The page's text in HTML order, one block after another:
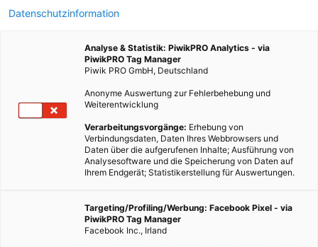
Datenschutzinformation
Analyse & Statistik: PiwikPRO Analytics - via
PiwikPRO Tag Manager
Piwik PRO GmbH, Deutschland
Anonyme Auswertung zur Fehlerbehebung und
Weiterentwicklung
Verarbeitungsvorgänge: Erhebung von
Verbindungsdaten, Daten Ihres Webbrowsers und
Daten über die aufgerufenen Inhalte; Ausführung von
Analysesoftware und die Speicherung von Daten auf
Ihrem Endgerät; Statistikerstellung für Auswertungen.
Targeting/Profiling/Werbung: Facebook Pixel - via
PiwikPRO Tag Manager
Facebook Inc., Irland